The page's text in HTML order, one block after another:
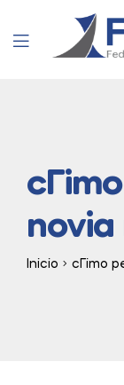
Menu
novia
Inicio cГіmo